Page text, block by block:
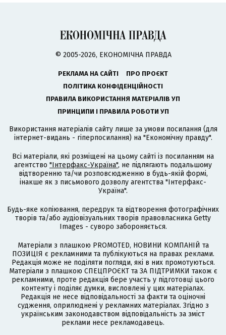
© 2005-2026, ЕКОНОМІЧНА ПРАВДА
РЕКЛАМА НА САЙТІ
ПРО ПРОЄКТ
ПОЛІТИКА КОНФІДЕНЦІЙНОСТІ
ПРАВИЛА ВИКОРИСТАННЯ МАТЕРІАЛІВ УП
ПРИНЦИПИ І ПРАВИЛА РОБОТИ УП
Використання матеріалів сайту лише за умови посилання (для
інтернет-видань - гіперпосилання) на "Економічну правду".
Всі матеріали, які розміщені на цьому сайті із посиланням на
агентство "Інтерфакс-Україна", не підлягають подальшому
відтворенню та/чи розповсюдженню в будь-якій формі,
інакше як з письмового дозволу агентства "Інтерфакс-
Україна".
Будь-яке копіювання, передрук та відтворення фотографічних
творів та/або аудіовізуальних творів правовласника Getty
Images - суворо забороняється.
Матеріали з плашкою PROMOTED, НОВИНИ КОМПАНІЙ та
ПОЗИЦІЯ є рекламними та публікуються на правах реклами.
Редакція може не поділяти погляди, які в них промотуються.
Матеріали з плашкою СПЕЦПРОЄКТ та ЗА ПІДТРИМКИ також є
рекламними, проте редакція бере участь у підготовці цього
контенту і поділяє думки, висловлені у цих матеріалах.
Редакція не несе відповідальності за факти та оціночні
судження, оприлюднені у рекламних матеріалах. Згідно з
українським законодавством відповідальність за зміст
реклами несе рекламодавець.